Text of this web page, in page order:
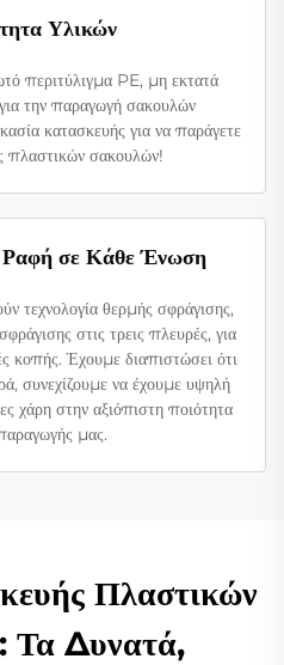
Υλικών
περιτύλιγμα PE, μη εκτατά
την παραγωγή σακουλών
κατασκευής για να παράγετε
πλαστικών σακουλών!
σε Κάθε Ένωση
τεχνολογία θερμής σφράγισης,
στις τρεις πλευρές, για
κοπής. Έχουμε διαπιστώσει ότι
συνεχίζουμε να έχουμε υψηλή
χάρη στην αξιόπιστη ποιότητα
μας.
Πλαστικών
Τα Δυνατά,